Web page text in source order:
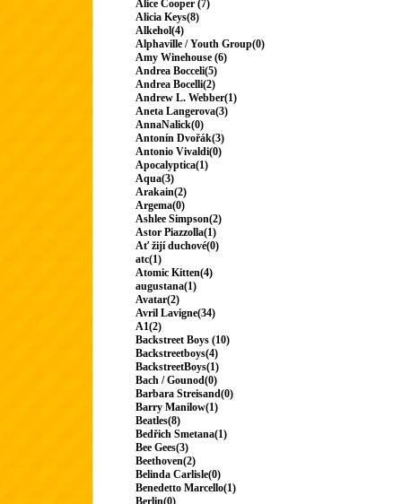
Alice Cooper (7)
Alicia Keys(8)
Alkehol(4)
Alphaville / Youth Group(0)
Amy Winehouse (6)
Andrea Bocceli(5)
Andrea Bocelli(2)
Andrew L. Webber(1)
Aneta Langerova(3)
AnnaNalick(0)
Antonín Dvořák(3)
Antonio Vivaldi(0)
Apocalyptica(1)
Aqua(3)
Arakain(2)
Argema(0)
Ashlee Simpson(2)
Astor Piazzolla(1)
Ať žijí duchové(0)
atc(1)
Atomic Kitten(4)
augustana(1)
Avatar(2)
Avril Lavigne(34)
A1(2)
Backstreet Boys (10)
Backstreetboys(4)
BackstreetBoys(1)
Bach / Gounod(0)
Barbara Streisand(0)
Barry Manilow(1)
Beatles(8)
Bedřich Smetana(1)
Bee Gees(3)
Beethoven(2)
Belinda Carlisle(0)
Benedetto Marcello(1)
Berlin(0)